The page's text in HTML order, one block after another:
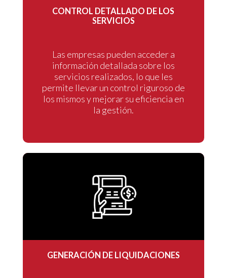
CONTROL DETALLADO DE LOS
SERVICIOS
Las empresas pueden acceder a
información detallada sobre los
servicios realizados, lo que les
permite llevar un control riguroso de
los mismos y mejorar su eficiencia en
la gestión.
GENERACIÓN DE LIQUIDACIONES